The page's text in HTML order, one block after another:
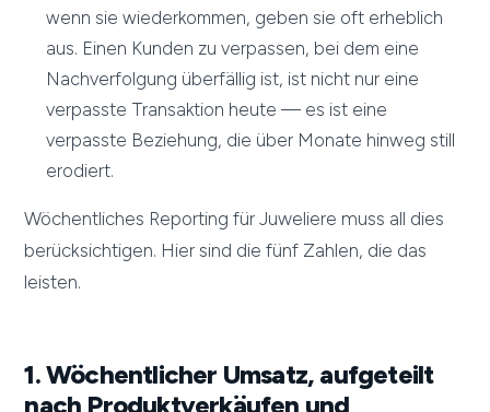
wenn sie wiederkommen, geben sie oft erheblich
aus. Einen Kunden zu verpassen, bei dem eine
Nachverfolgung überfällig ist, ist nicht nur eine
verpasste Transaktion heute — es ist eine
verpasste Beziehung, die über Monate hinweg still
erodiert.
Wöchentliches Reporting für Juweliere muss all dies
berücksichtigen. Hier sind die fünf Zahlen, die das
leisten.
1. Wöchentlicher Umsatz, aufgeteilt
nach Produktverkäufen und